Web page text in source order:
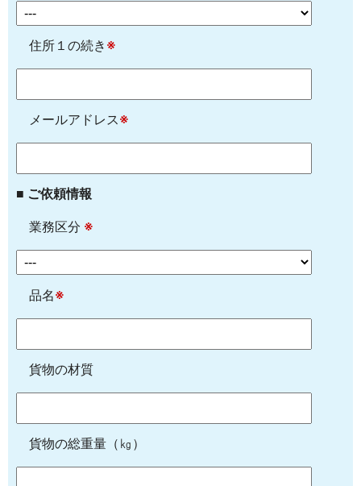
住所１の続き ※
メールアドレス※
■ ご依頼情報
業務区分 ※
品名※
貨物の材質
貨物の総重量（㎏）